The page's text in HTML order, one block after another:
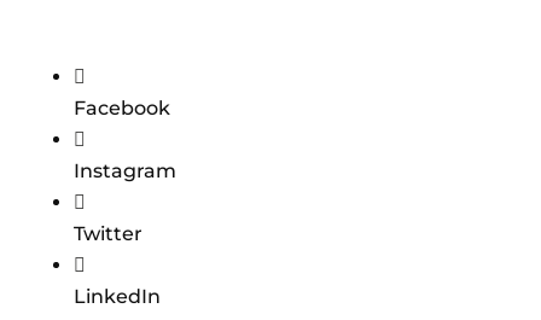

Facebook

Instagram

Twitter

LinkedIn